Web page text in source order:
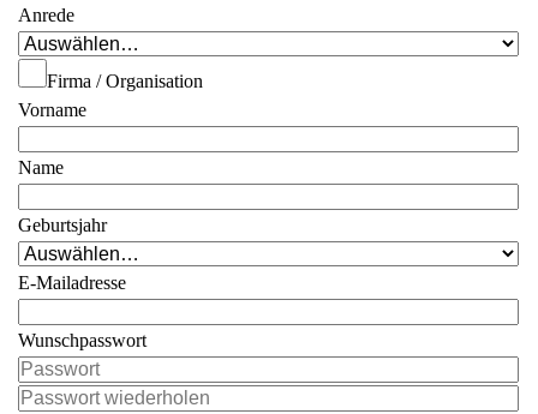
Anrede
Firma / Organisation
Vorname
Name
Geburtsjahr
E-Mailadresse
Wunschpasswort